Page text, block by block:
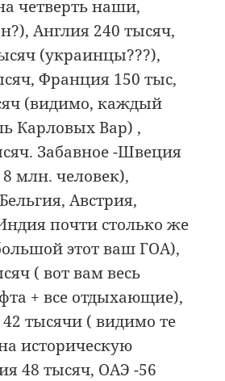
четверть наши,
Англия 240 тысяч,
(украинцы???),
Франция 150 тыс,
(видимо, каждый
Карловых Вар) ,
Забавное -Швеция
млн. человек),
Австрия,
почти столько же
этот ваш ГОА),
( вот вам весь
+ все отдыхающие),
тысячи ( видимо те
историческую
48 тысяч, ОАЭ -56